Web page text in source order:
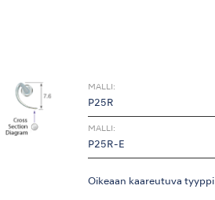
MALLI:
P25R
MALLI:
P25R-E
Oikeaan kaareutuva tyyppi